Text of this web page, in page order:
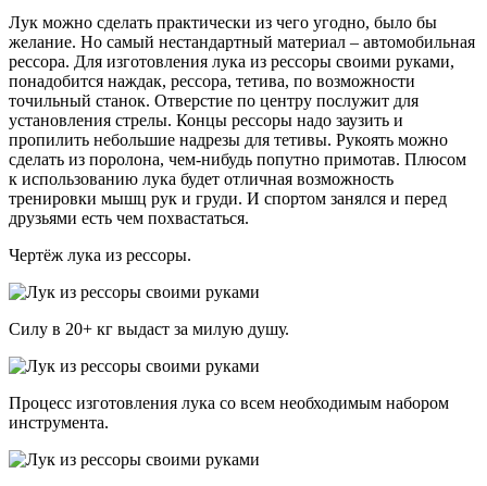
Лук можно сделать практически из чего угодно, было бы
желание. Но самый нестандартный материал – автомобильная
рессора. Для изготовления лука из рессоры своими руками,
понадобится наждак, рессора, тетива, по возможности
точильный станок. Отверстие по центру послужит для
установления стрелы. Концы рессоры надо заузить и
пропилить небольшие надрезы для тетивы. Рукоять можно
сделать из поролона, чем-нибудь попутно примотав. Плюсом
к использованию лука будет отличная возможность
тренировки мышц рук и груди. И спортом занялся и перед
друзьями есть чем похвастаться.
Чертёж лука из рессоры.
Силу в 20+ кг выдаст за милую душу.
Процесс изготовления лука со всем необходимым набором
инструмента.